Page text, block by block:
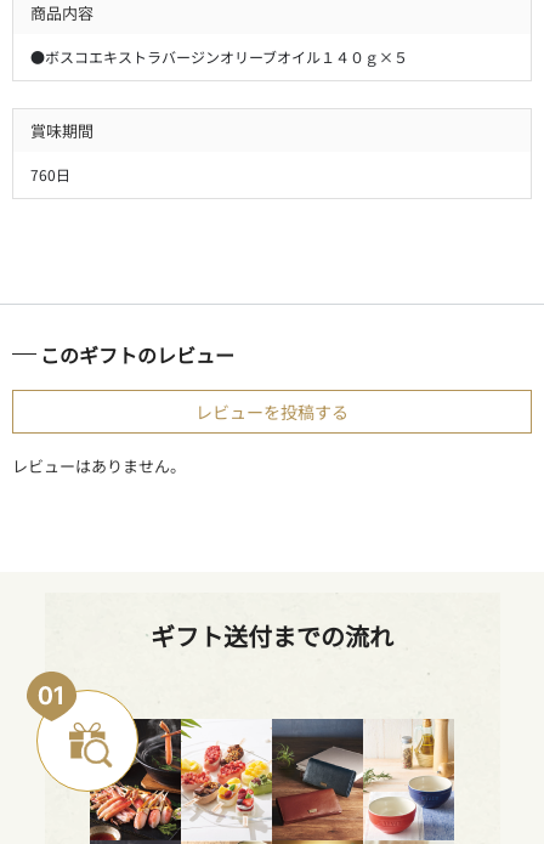
商品内容
●ボスコエキストラバージンオリーブオイル１４０ｇ×５
賞味期間
760日
このギフトのレビュー
レビューを投稿する
レビューはありません。
ギフト送付までの流れ